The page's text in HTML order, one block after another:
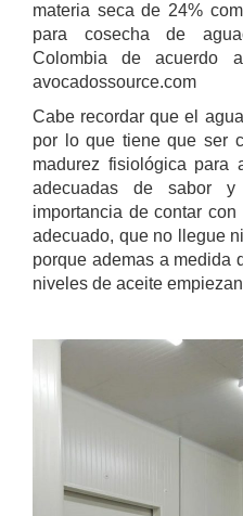
materia seca de 24%
para cosecha de
Colombia de acuerdo
avocadossource.com
Cabe recordar que el
por lo que tiene que ser
madurez fisiológica para
adecuadas de sabor
importancia de contar
adecuado, que no llegue
porque ademas a medida
niveles de aceite